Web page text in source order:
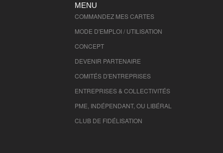
MENU
COMMANDEZ MES CARTES
MODE D'EMPLOI / UTILISATION
CONCEPT
DEVENIR PARTENAIRE
COMITÉS D'ENTREPRISES
ENTREPRISES & COLLECTIVITÉS
PME, INDÉPENDANT, OU LIBÉRAL
CLUB DE FIDÉLISATION